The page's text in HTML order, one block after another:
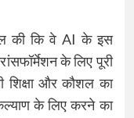
की कि वे AI के इस
के लिए पूरी
शिक्षा और कौशल का
के लिए करने का